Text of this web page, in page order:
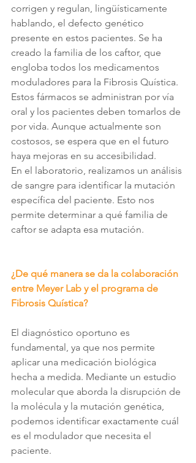
corrigen y regulan, lingüísticamente
hablando, el defecto genético
presente en estos pacientes. Se ha
creado la familia de los caftor, que
engloba todos los medicamentos
moduladores para la Fibrosis Quística.
Estos fármacos se administran por vía
oral y los pacientes deben tomarlos de
por vida. Aunque actualmente son
costosos, se espera que en el futuro
haya mejoras en su accesibilidad.
En el laboratorio, realizamos un análisis
de sangre para identificar la mutación
específica del paciente. Esto nos
permite determinar a qué familia de
caftor se adapta esa mutación.
¿De qué manera se da la colaboración
entre Meyer Lab y el programa de
Fibrosis Quística?
El diagnóstico oportuno es
fundamental, ya que nos permite
aplicar una medicación biológica
hecha a medida. Mediante un estudio
molecular que aborda la disrupción de
la molécula y la mutación genética,
podemos identificar exactamente cuál
es el modulador que necesita el
paciente.